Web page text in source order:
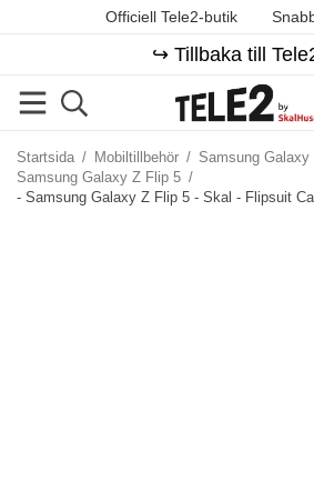
Officiell Tele2-butik
↪️ Tillbaka till
Startsida / Mobiltillbehör / Samsung Galaxy
Samsung Galaxy Z Flip 5 /
- Samsung Galaxy Z Flip 5 - Skal - Flipsuit